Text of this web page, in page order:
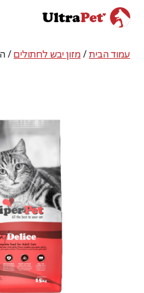
עמוד הבית/מזון יבש לחתולים/